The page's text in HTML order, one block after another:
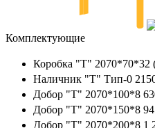
Комплектующие
Коробка "Т" 2070*70*32
Наличник "Т" Тип-0
Добор "Т" 2070*100*8
Добор "Т" 2070*150*8
Добор "Т" 2070*200*8 1